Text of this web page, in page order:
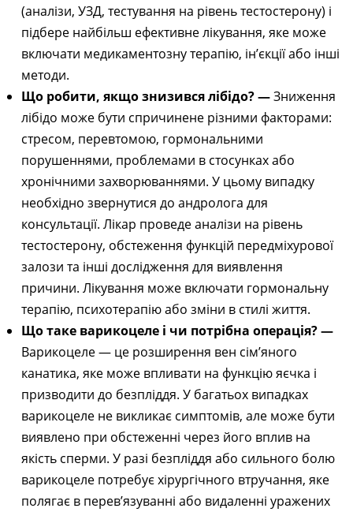
(аналізи, УЗД, тестування на рівень тестостерону) і
підбере найбільш ефективне лікування, яке може
включати медикаментозну терапію, ін’єкції або інші
методи.
Що робити, якщо знизився лібідо? —Зниження
лібідо може бути спричинене різними факторами:
стресом, перевтомою, гормональними
порушеннями, проблемами в стосунках або
хронічними захворюваннями. У цьому випадку
необхідно звернутися до андролога для
консультації. Лікар проведе аналізи на рівень
тестостерону, обстеження функцій передміхурової
залози та інші дослідження для виявлення
причини. Лікування може включати гормональну
терапію, психотерапію або зміни в стилі життя.
Що таке варикоцеле і чи потрібна операція? —
Варикоцеле — це розширення вен сім’яного
канатика, яке може впливати на функцію яєчка і
призводити до безпліддя. У багатьох випадках
варикоцеле не викликає симптомів, але може бути
виявлено при обстеженні через його вплив на
якість сперми. У разі безпліддя або сильного болю
варикоцеле потребує хірургічного втручання, яке
полягає в перев’язуванні або видаленні уражених